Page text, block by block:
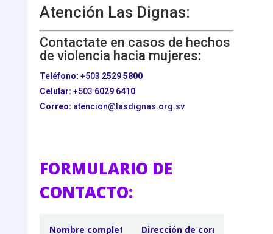
Atención Las Dignas:
Contactate en casos de hechos
de violencia hacia mujeres:
Teléfono: +503 2529 5800
Celular: +503 6029 6410
Correo: atencion@lasdignas.org.sv
FORMULARIO DE
CONTACTO: